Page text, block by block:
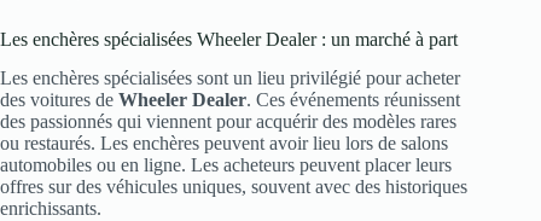
Les enchères spécialisées Wheeler Dealer : un marché à part
Les enchères spécialisées sont un lieu privilégié pour acheter
des voitures de Wheeler Dealer. Ces événements réunissent
des passionnés qui viennent pour acquérir des modèles rares
ou restaurés. Les enchères peuvent avoir lieu lors de salons
automobiles ou en ligne. Les acheteurs peuvent placer leurs
offres sur des véhicules uniques, souvent avec des historiques
enrichissants.